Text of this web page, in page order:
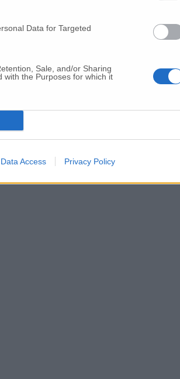
Data for Targeted
Sale, and/or Sharing
with the Purposes for which it
Data Access Privacy Policy